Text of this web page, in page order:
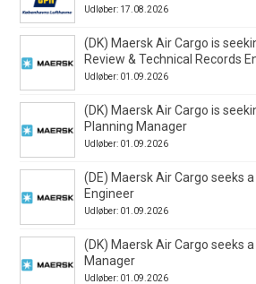
Udløber: 17.08.2026
(DK) Maersk Air Cargo is
Review & Technical Records
Udløber: 01.09.2026
(DK) Maersk Air Cargo is
Planning Manager
Udløber: 01.09.2026
(DE) Maersk Air Cargo seeks
Engineer
Udløber: 01.09.2026
(DK) Maersk Air Cargo seeks
Manager
Udløber: 01.09.2026